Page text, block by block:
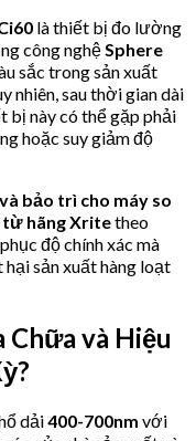
là thiết bị đo lường
công nghệSphere
sắc trong sản xuất
nhiên, sau thời gian dài
này có thể gặp phải
hoặc suy giảm độ
bảo trì cho máy so
từ hãng Xritetheo
độ chính xác mà
sản xuất hàng loạt
Chữa và Hiệu
dải400-700nm với